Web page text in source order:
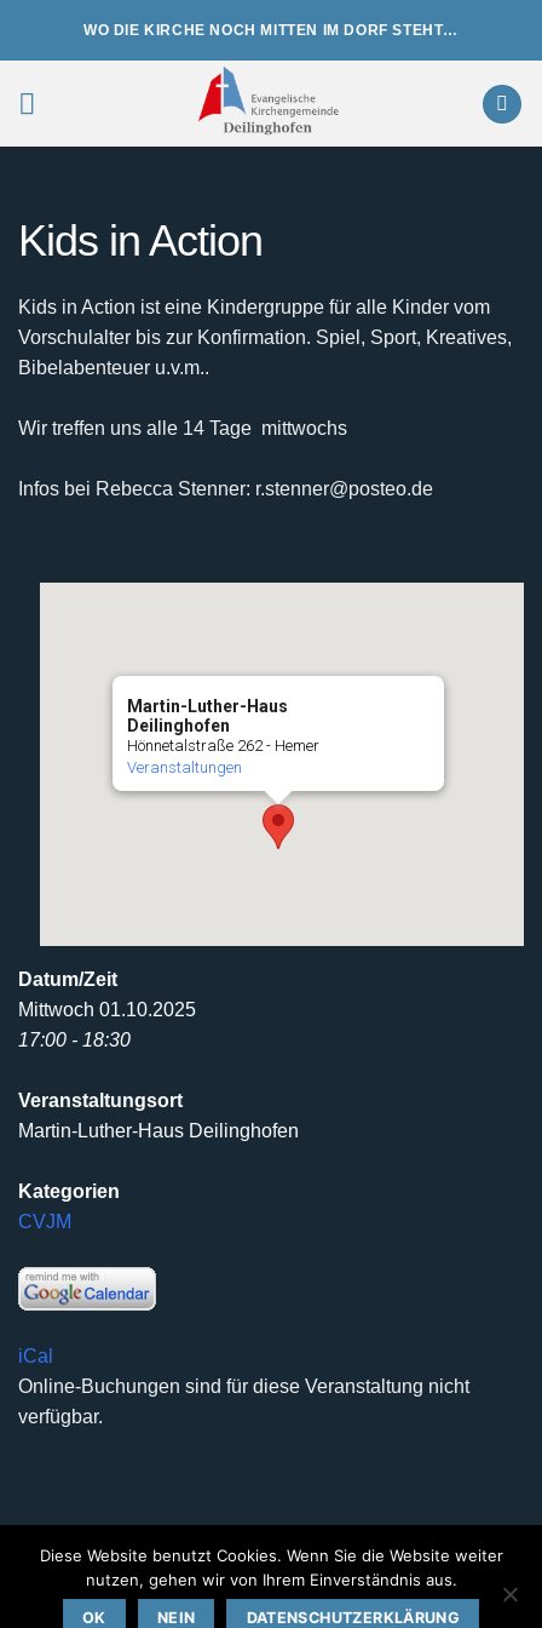
WO DIE KIRCHE NOCH MITTEN IM DORF STEHT…
Kids in Action
Kids in Action ist eine Kindergruppe für alle Kinder vom
Vorschulalter bis zur Konfirmation. Spiel, Sport, Kreatives,
Bibelabenteuer u.v.m..
Wir treffen uns alle 14 Tage mittwochs
Infos bei Rebecca Stenner: r.stenner@posteo.de
Martin-Luther-Haus
Deilinghofen
Hönnetalstraße 262 - Hemer
Veranstaltungen
Datum/Zeit
Mittwoch 01.10.2025
17:00 - 18:30
Veranstaltungsort
Martin-Luther-Haus Deilinghofen
Kategorien
CVJM
iCal
Online-Buchungen sind für diese Veranstaltung nicht
verfügbar.
DATENSCHUTZERKLÄRUNG IMPRESSUM KONTAKT
Copyright 2026 ©Kirchengemeinde Deilinghofen- Design
Diese Website benutzt Cookies. Wenn Sie die Website weiter
nutzen, gehen wir von Ihrem Einverständnis aus.
OK NEIN DATENSCHUTZERKLÄRUNG